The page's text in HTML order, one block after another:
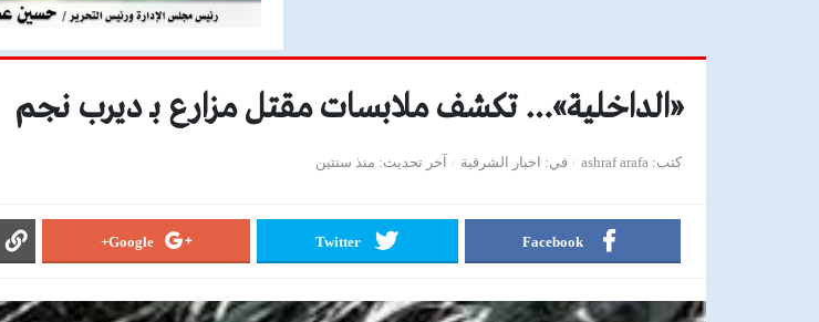
«الداخلية»… تكشف ملابسات مقتل مزارع بـ ديرب نجم
كتب ashraf arafa في اخبار الشرقية آخر تحديث منذ سنتين
Facebook
Twitter
Google+